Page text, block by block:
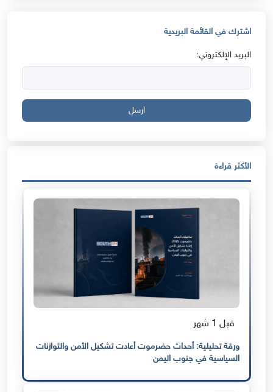
اشترك في القائمة البريدية
البريد الإلكتروني:
ارسل
الأكثر قراءة
قبل 1 شهر
ورقة تحليلية: أحداث حضرموت أعادت تشكيل الأمن والتوازنات
السياسية في جنوب اليمن